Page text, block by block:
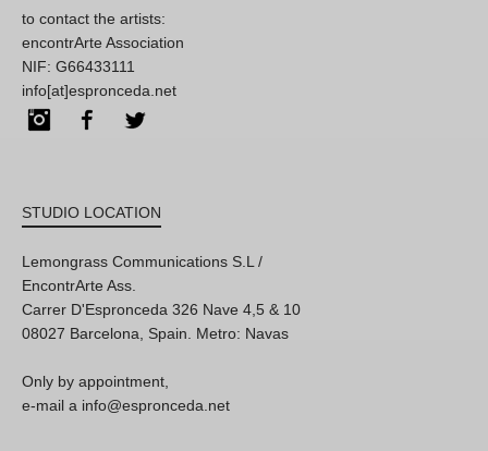
to contact the artists:
encontrArte Association
NIF: G66433111
info[at]espronceda.net
InstagramFacebook
STUDIO LOCATION
Lemongrass Communications S.L /
EncontrArte Ass.
Carrer D'Espronceda 326 Nave 4,5 & 10
08027 Barcelona, Spain. Metro: Navas
Only by appointment,
e-mail a info@espronceda.net